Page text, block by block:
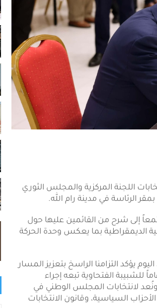
اللجنة المركزية والمجلس الثوري
الرئاسة في مدينة رام الله.
إلى شرح من القائمين عليها حول
الديمقراطية بما يعكس وحدة الحركة
يؤكد التزامنا الراسخ بتعزيز المسار
للشبيبة الفتحاوية تبعه إجراء
ونُعد لانتخابات المجلس الوطني في
السياسية، وقانون الانتخابات